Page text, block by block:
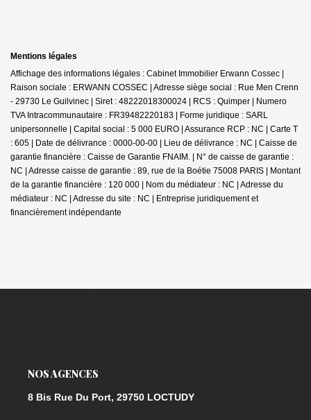
Mentions légales
Affichage des informations légales : Cabinet Immobilier Erwann Cossec |
Raison sociale : ERWANN COSSEC | Adresse siège social : Rue Men Crenn
- 29730 Le Guilvinec | Siret : 48222018300024 | RCS : Quimper | Numero
TVA Intracommunautaire : FR39482220183 | Forme juridique : SARL
unipersonnelle | Capital social : 5 000 EURO | Assurance RCP : NC | Carte T
: 605 | Date de délivrance : 0000-00-00 | Lieu de délivrance : NC | Caisse de
garantie financière : Caisse de Garantie FNAIM. | N° de caisse de garantie :
NC | Adresse caisse de garantie : 89, rue de la Boétie 75008 PARIS | Montant
de la garantie financière : 120 000 | Nom du médiateur : NC | Adresse du
médiateur : NC | Adresse du site : NC | Entreprise juridiquement et
financièrement indépendante
NOS AGENCES
8 Bis Rue Du Port, 29750 LOCTUDY